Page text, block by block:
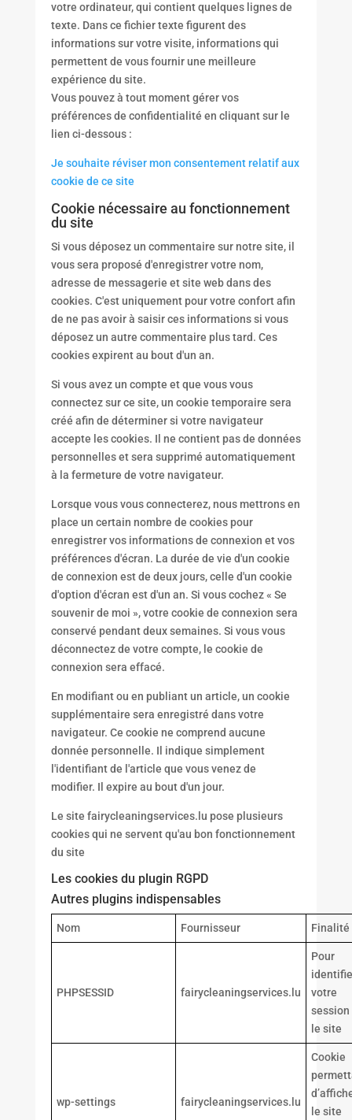
votre ordinateur, qui contient quelques lignes de
texte. Dans ce fichier texte figurent des
informations sur votre visite, informations qui
permettent de vous fournir une meilleure
expérience du site.
Vous pouvez à tout moment gérer vos
préférences de confidentialité en cliquant sur le
lien ci-dessous :
Je souhaite réviser mon consentement relatif aux
cookie de ce site
Cookie nécessaire au fonctionnement
du site
Si vous déposez un commentaire sur notre site, il
vous sera proposé d'enregistrer votre nom,
adresse de messagerie et site web dans des
cookies. C'est uniquement pour votre confort afin
de ne pas avoir à saisir ces informations si vous
déposez un autre commentaire plus tard. Ces
cookies expirent au bout d'un an.
Si vous avez un compte et que vous vous
connectez sur ce site, un cookie temporaire sera
créé afin de déterminer si votre navigateur
accepte les cookies. Il ne contient pas de données
personnelles et sera supprimé automatiquement
à la fermeture de votre navigateur.
Lorsque vous vous connecterez, nous mettrons en
place un certain nombre de cookies pour
enregistrer vos informations de connexion et vos
préférences d'écran. La durée de vie d'un cookie
de connexion est de deux jours, celle d'un cookie
d'option d'écran est d'un an. Si vous cochez « Se
souvenir de moi », votre cookie de connexion sera
conservé pendant deux semaines. Si vous vous
déconnectez de votre compte, le cookie de
connexion sera effacé.
En modifiant ou en publiant un article, un cookie
supplémentaire sera enregistré dans votre
navigateur. Ce cookie ne comprend aucune
donnée personnelle. Il indique simplement
l'identifiant de l'article que vous venez de
modifier. Il expire au bout d'un jour.
Le site fairycleaningservices.lu pose plusieurs
cookies qui ne servent qu'au bon fonctionnement
du site
Les cookies du plugin RGPD
Autres plugins indispensables
Nom Fournisseur Finalité
PHPSESSID fairycleaningservices.lu
Pour
votre
session
le site
wp-settings fairycleaningservices.lu
Cookie
le site